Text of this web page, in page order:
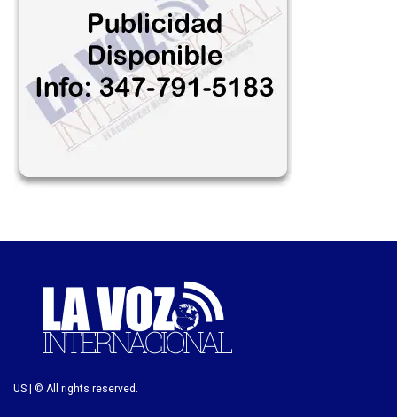
US | © All rights reserved.